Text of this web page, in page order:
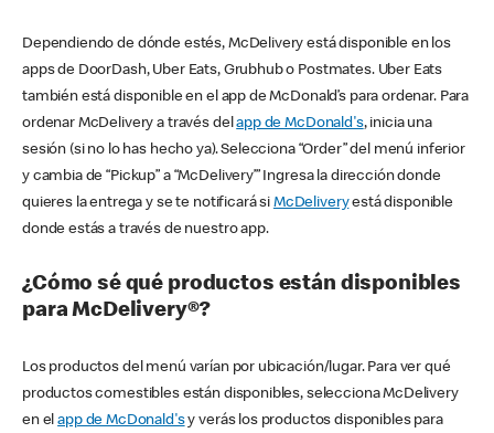
Dependiendo de dónde estés, McDelivery está disponible en los
apps de DoorDash, Uber Eats, Grubhub o Postmates. Uber Eats
también está disponible en el app de McDonald’s para ordenar. Para
ordenar McDelivery a través delapp de McDonald's, inicia una
sesión (si no lo has hecho ya). Selecciona “Order” del menú inferior
y cambia de “Pickup” a “McDelivery’” Ingresa la dirección donde
quieres la entrega y se te notificará si McDeliveryestá disponible
donde estás a través de nuestro app.
¿Cómo sé qué productos están disponibles
para McDelivery®?
Los productos del menú varían por ubicación/lugar. Para ver qué
productos comestibles están disponibles, selecciona McDelivery
en elapp de McDonald'sy verás los productos disponibles para